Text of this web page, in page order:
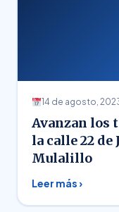
14 de agosto,
Avanzan los
la calle 22
Mulalillo
Leer más ›